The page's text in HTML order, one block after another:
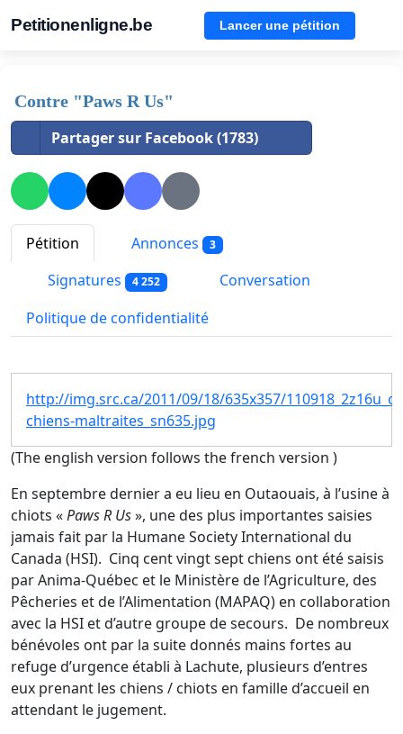
Petitionenligne.be Lancer une pétition
Contre "Paws R Us"
Partager sur Facebook (1783)
Pétition Annonces 3
Signatures 4 252
Conversation
Politique de confidentialité
http://img.src.ca/2011/09/18/635x357/
chiens-maltraites_sn635.jpg
(The english version follows the french version )
En septembre dernier a eu lieu en Outaouais, à l’usine à
chiots «Paws R Us», une des plus importantes saisies
jamais fait par la Humane Society International du
Canada (HSI). Cinq cent vingt sept chiens ont été saisis
par Anima-Québec et le Ministère de l’Agriculture, des
Pêcheries et de l’Alimentation (MAPAQ) en collaboration
avec la HSI et d’autre groupe de secours. De nombreux
bénévoles ont par la suite donnés mains fortes au
refuge d’urgence établi à Lachute, plusieurs d’entres
eux prenant les chiens / chiots en famille d’accueil en
attendant le jugement.